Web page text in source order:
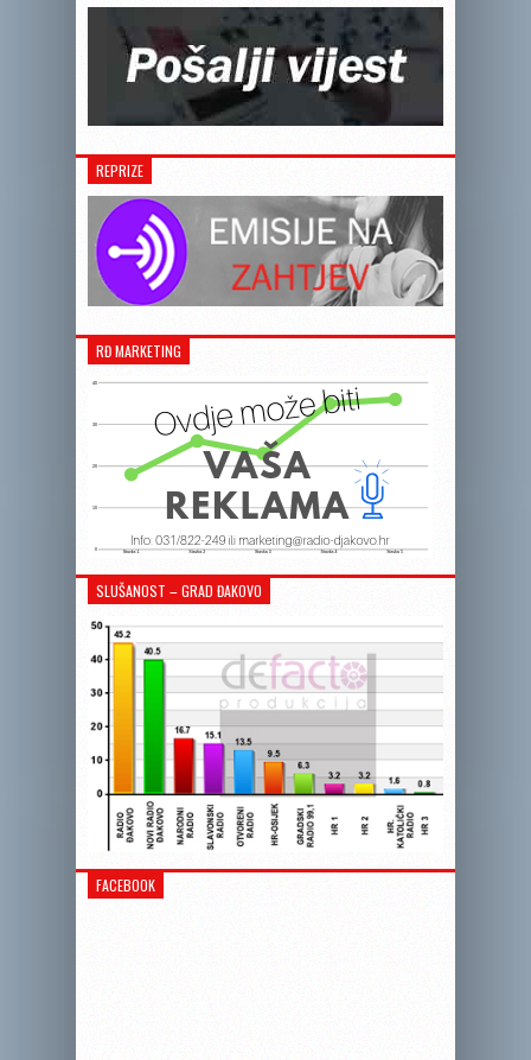
REPRIZE
RĐ MARKETING
SLUŠANOST – GRAD ĐAKOVO
FACEBOOK